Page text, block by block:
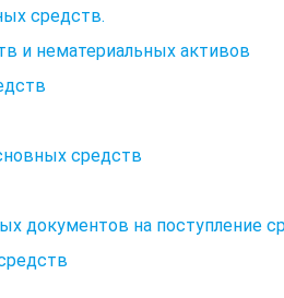
средств.
и нематериальных активов
средств
документов на поступление